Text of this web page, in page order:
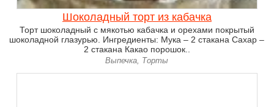
Шоколадный торт из кабачка
Торт шоколадный с мякотью кабачка и орехами покрытый
шоколадной глазурью. Ингредиенты: Мука – 2 стакана Сахар –
2 стакана Какао порошок..
Выпечка, Торты